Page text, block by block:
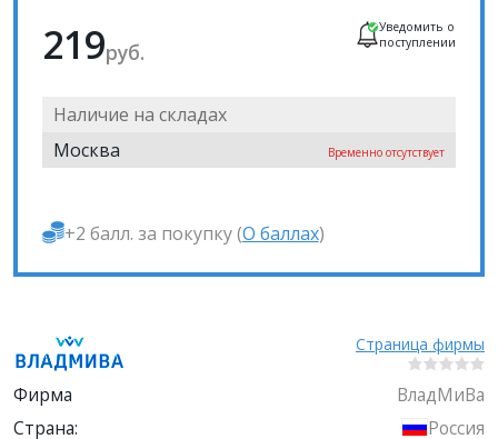
219руб.
Уведомить о
поступлении
Наличие на складах
Москва
Временно отсутствует
+2 балл. за покупку (О баллах)
Страница фирмы
Фирма
ВладМиВа
Страна:
Россия